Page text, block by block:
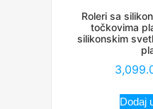
Roleri sa
točkovima
silikonskim
Dodaj